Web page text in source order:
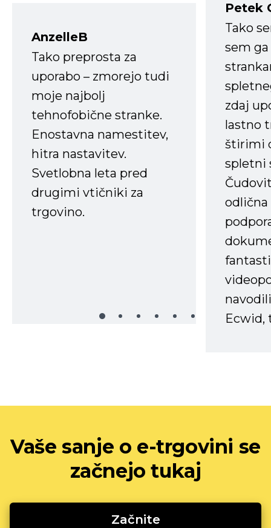
AnzelleB
Tako preprosta za
uporabo – zmorejo tudi
moje najbolj
tehnofobične stranke.
Enostavna namestitev,
hitra nastavitev.
Svetlobna leta pred
drugimi vtičniki za
trgovino.
Petek
Tako
sem
zdaj
lastno
štirimi
spletni
Ecwid,
Vaše sanje o e-trgovini se
začnejo tukaj
Začnite